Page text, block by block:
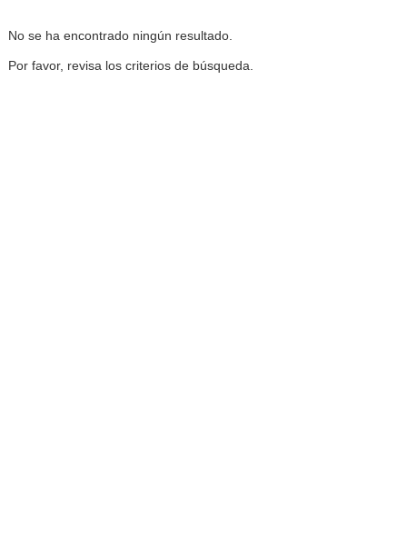
No se ha encontrado ningún resultado.
Por favor, revisa los criterios de búsqueda.